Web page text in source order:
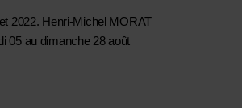
2022. Henri-Michel MORAT
05 au dimanche 28 août